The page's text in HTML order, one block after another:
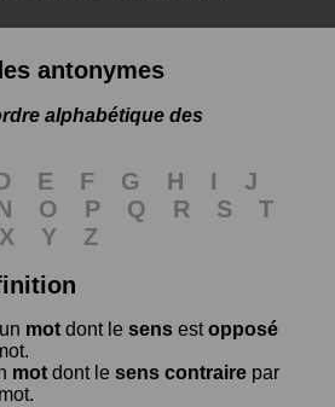
antonymes
alphabétique des
E F G H I
J
O P Q R S
T
X Y
Z
mot dont le sens estopposé
mot dont le sens contraire par